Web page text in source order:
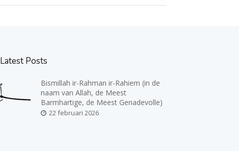
Latest Posts
Bismillah ir-Rahman ir-Rahiem (in de
naam van Allah, de Meest
Barmhartige, de Meest Genadevolle)
22 februari 2026